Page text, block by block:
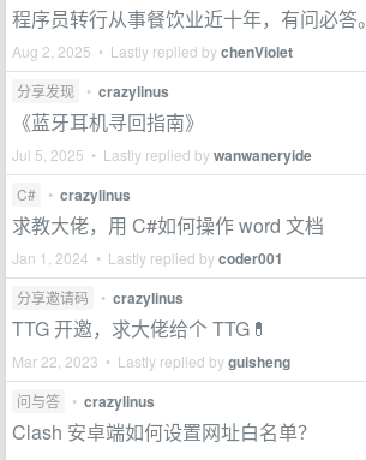
程序员转行从事餐饮业近十年，有问必答。
Aug 2, 2025 • Lastly replied bychenViolet
分享发现 • crazylinus
《蓝牙耳机寻回指南》
Jul 5, 2025 • Lastly replied bywanwaneryide
C# • crazylinus
求教大佬，用 C#如何操作 word 文档
Jan 1, 2024 • Lastly replied bycoder001
分享邀请码 • crazylinus
TTG 开邀，求大佬给个 TTG💊
Mar 22, 2023 • Lastly replied byguisheng
问与答 • crazylinus
Clash 安卓端如何设置网址白名单？